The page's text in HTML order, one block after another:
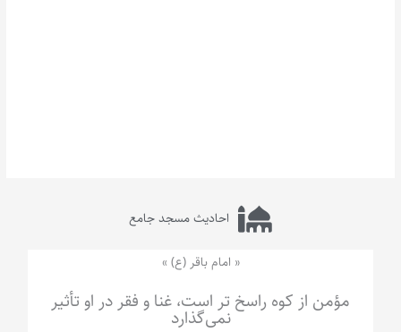
احادیث مسجد جامع
« امام باقر (ع) »
مؤمن از کوه راسخ تر است، غنا و فقر در او تأثیر
نمی‌گذارد